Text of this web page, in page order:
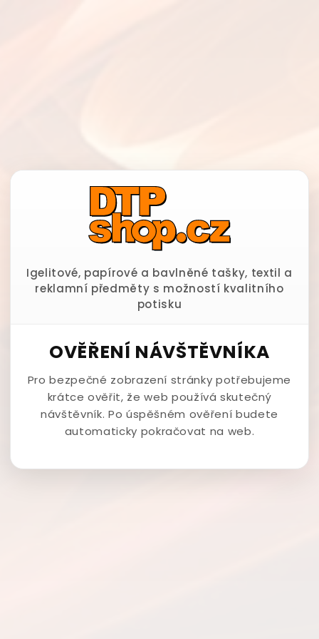
Igelitové, papírové a bavlněné tašky, textil a
reklamní předměty s možností kvalitního
potisku
OVĚŘENÍ NÁVŠTĚVNÍKA
Pro bezpečné zobrazení stránky potřebujeme
krátce ověřit, že web používá skutečný
návštěvník. Po úspěšném ověření budete
automaticky pokračovat na web.